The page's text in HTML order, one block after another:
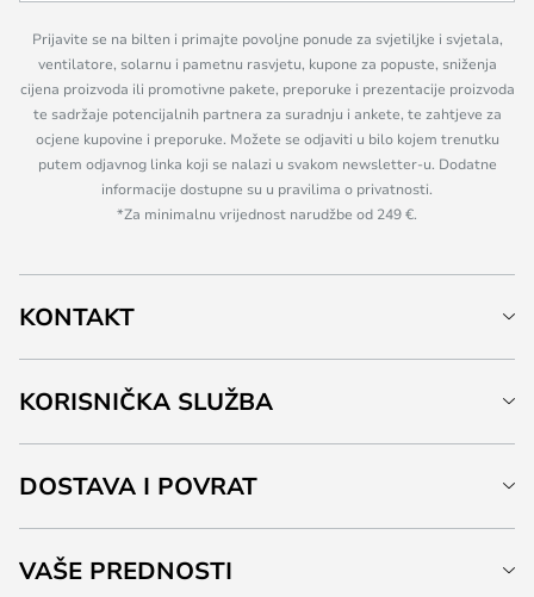
Prijavite se na bilten i primajte povoljne ponude za svjetiljke i svjetala,
ventilatore, solarnu i pametnu rasvjetu, kupone za popuste, sniženja
cijena proizvoda ili promotivne pakete, preporuke i prezentacije proizvoda
te sadržaje potencijalnih partnera za suradnju i ankete, te zahtjeve za
ocjene kupovine i preporuke. Možete se odjaviti u bilo kojem trenutku
putem odjavnog linka koji se nalazi u svakom newsletter-u. Dodatne
informacije dostupne su u pravilima o privatnosti.
*Za minimalnu vrijednost narudžbe od 249 €.
KONTAKT
KORISNIČKA SLUŽBA
DOSTAVA I POVRAT
VAŠE PREDNOSTI